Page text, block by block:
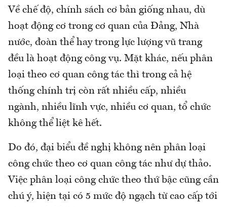
Về chế độ, chính sách cơ bản giống nhau, dù
hoạt động cơ trong cơ quan của Đảng, Nhà
nước, đoàn thể hay trong lực lượng vũ trang
đều là hoạt động công vụ. Mặt khác, nếu phân
loại theo cơ quan công tác thì trong cả hệ
thống chính trị còn rất nhiều cấp, nhiều
ngành, nhiều lĩnh vực, nhiều cơ quan, tổ chức
không thể liệt kê hết.
Do đó, đại biểu đề nghị không nên phân loại
công chức theo cơ quan công tác như dự thảo.
Việc phân loại công chức theo thứ bậc cũng cần
chú ý, hiện tại có 5 mức độ ngạch từ cao cấp tới